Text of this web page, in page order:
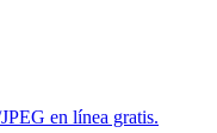
en línea gratis.